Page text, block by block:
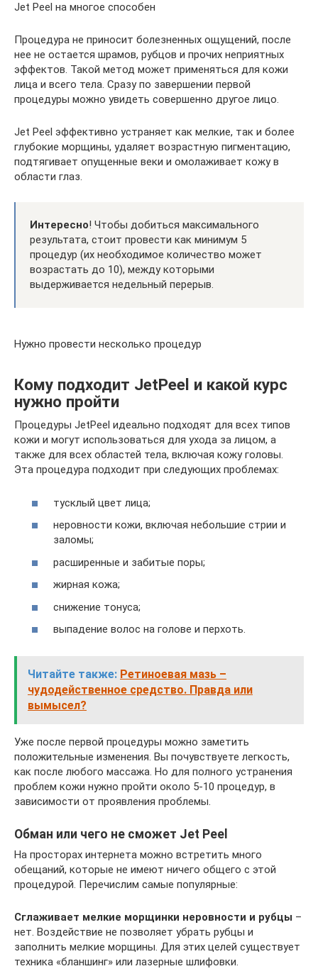
Jet Peel на многое способен
Процедура не приносит болезненных ощущений, после
нее не остается шрамов, рубцов и прочих неприятных
эффектов. Такой метод может применяться для кожи
лица и всего тела. Сразу по завершении первой
процедуры можно увидеть совершенно другое лицо.
Jet Peel эффективно устраняет как мелкие, так и более
глубокие морщины, удаляет возрастную пигментацию,
подтягивает опущенные веки и омолаживает кожу в
области глаз.
Интересно! Чтобы добиться максимального
результата, стоит провести как минимум 5
процедур (их необходимое количество может
возрастать до 10), между которыми
выдерживается недельный перерыв.
Нужно провести несколько процедур
Кому подходит JetPeel и какой курс
нужно пройти
Процедуры JetPeel идеально подходят для всех типов
кожи и могут использоваться для ухода за лицом, а
также для всех областей тела, включая кожу головы.
Эта процедура подходит при следующих проблемах:
тусклый цвет лица;
неровности кожи, включая небольшие стрии и
заломы;
расширенные и забитые поры;
жирная кожа;
снижение тонуса;
выпадение волос на голове и перхоть.
Читайте также: Ретиноевая мазь –
чудодейственное средство. Правда или
вымысел?
Уже после первой процедуры можно заметить
положительные изменения. Вы почувствуете легкость,
как после любого массажа. Но для полного устранения
проблем кожи нужно пройти около 5-10 процедур, в
зависимости от проявления проблемы.
Обман или чего не сможет Jet Peel
На просторах интернета можно встретить много
обещаний, которые не имеют ничего общего с этой
процедурой. Перечислим самые популярные:
Сглаживает мелкие морщинки неровности и рубцы –
нет. Воздействие не позволяет убрать рубцы и
заполнить мелкие морщины. Для этих целей существует
техника «бланшинг» или лазерные шлифовки.